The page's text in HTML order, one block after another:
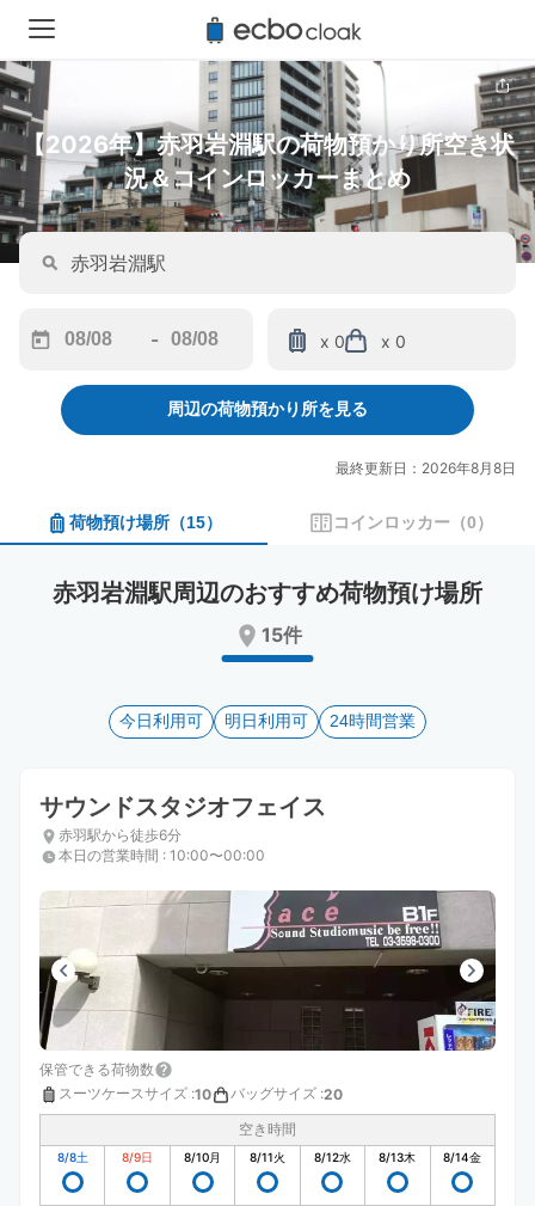
【2026年】赤羽岩淵駅の荷物預かり所空き状
況＆コインロッカーまとめ
forward
interact
calendar
and
a
date.
the
keyboard
shortcuts
for
changing
dates.
-
backward
to
interact
calendar
and
a
date.
mark
key
the
keyboard
shortcuts
for
changing
dates.
x 0 x 0
周辺の荷物預かり所を見る
最終更新日：2026年8月8日
荷物預け場所 （15） コインロッカー （0）
赤羽岩淵駅周辺のおすすめ荷物預け場所
15件
今日利用可 明日利用可 24時間営業
サウンドスタジオフェイス
赤羽駅から徒歩6分
本日の営業時間 : 10:00〜00:00
保管できる荷物数
スーツケースサイズ :10 バッグサイズ :20
空き時間
8/8土 8/9日 8/10月 8/11火 8/12水 8/13木 8/14金